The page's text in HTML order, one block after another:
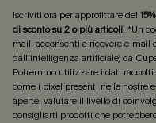
Iscriviti ora per approfittare del
di sconto su 2 o più articoli! *Un
mail, acconsenti a ricevere e-
dall'intelligenza artificiale) da
Potremmo utilizzare i dati
come i pixel presenti nelle nostre
aperte, valutare il livello di
consigliarti prodotti che